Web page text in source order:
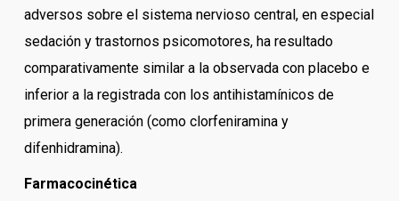
adversos sobre el sistema nervioso central, en especial
sedación y trastornos psicomotores, ha resultado
comparativamente similar a la observada con placebo e
inferior a la registrada con los antihistamínicos de
primera generación (como clorfeniramina y
difenhidramina).
Farmacocinética